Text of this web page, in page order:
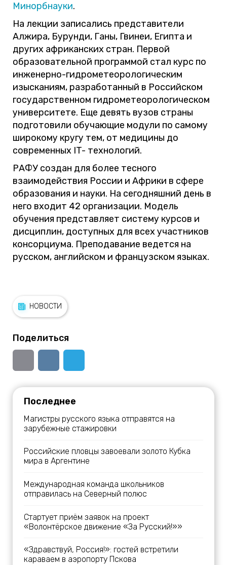
Минорбнауки.
На лекции записались представители
Алжира, Бурунди, Ганы, Гвинеи, Египта и
других африканских стран. Первой
образовательной программой стал курс по
инженерно-гидрометеорологическим
изысканиям, разработанный в Российском
государственном гидрометеорологическом
университете. Еще девять вузов страны
подготовили обучающие модули по самому
широкому кругу тем, от медицины до
современных IT- технологий.
РАФУ создан для более тесного
взаимодействия России и Африки в сфере
образования и науки. На сегодняшний день в
него входит 42 организации. Модель
обучения представляет систему курсов и
дисциплин, доступных для всех участников
консорциума. Преподавание ведется на
русском, английском и французском языках.
НОВОСТИ
Поделиться
Последнее
Магистры русского языка отправятся на
зарубежные стажировки
Российские пловцы завоевали золото Кубка
мира в Аргентине
Международная команда школьников
отправилась на Северный полюс
Стартует приём заявок на проект
«Волонтёрское движение «За Русский!»»
«Здравствуй, Россия!»: гостей встретили
караваем в аэропорту Пскова